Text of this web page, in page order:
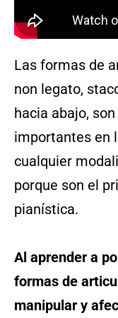
Las formas de
non legato,
hacia abajo,
importantes en
cualquier
porque son el
pianística.
Al aprender a
formas de
manipular y